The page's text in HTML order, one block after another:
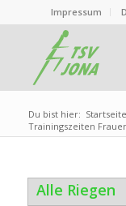
Impressum
Du bist hier: Startseite
Trainingszeiten
Alle Riegen